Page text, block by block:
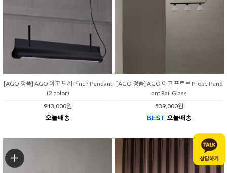
[AGO 정품] AGO 아고 핀치 Pinch Pendant
(2 color)
913,000원
[AGO 정품] AGO 아고 프로브 Probe Pend
ant Rail Glass
539,000원